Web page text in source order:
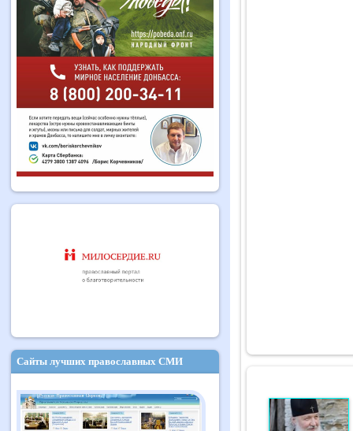
Сайты лучших православных СМИ